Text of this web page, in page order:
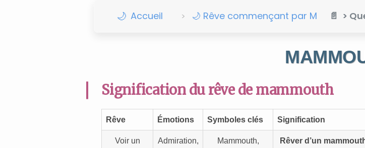
Accueil 🌙 Rêve commençant par M >
Signification du rêve de mammouth
Rêve Émotions Symboles clés Signification
Voir un
Admiration,
Mammouth,
Rêver d’un